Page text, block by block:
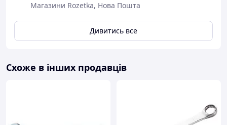
Магазини Rozetka, Нова Пошта
Дивитись все
Схоже в інших продавців